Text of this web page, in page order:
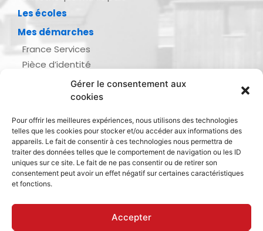
Gérer le consentement aux
cookies
Pour offrir les meilleures expériences, nous utilisons des technologies
telles que les cookies pour stocker et/ou accéder aux informations des
appareils. Le fait de consentir à ces technologies nous permettra de
traiter des données telles que le comportement de navigation ou les ID
uniques sur ce site. Le fait de ne pas consentir ou de retirer son
consentement peut avoir un effet négatif sur certaines caractéristiques
et fonctions.
Accepter
Les écoles
Mes démarches
France Services
Pièce d’identité
Demande d’actes d’état civil
Inscription listes électorales
Recensement militaire
Le journal de ma ville
Gestion des déchets